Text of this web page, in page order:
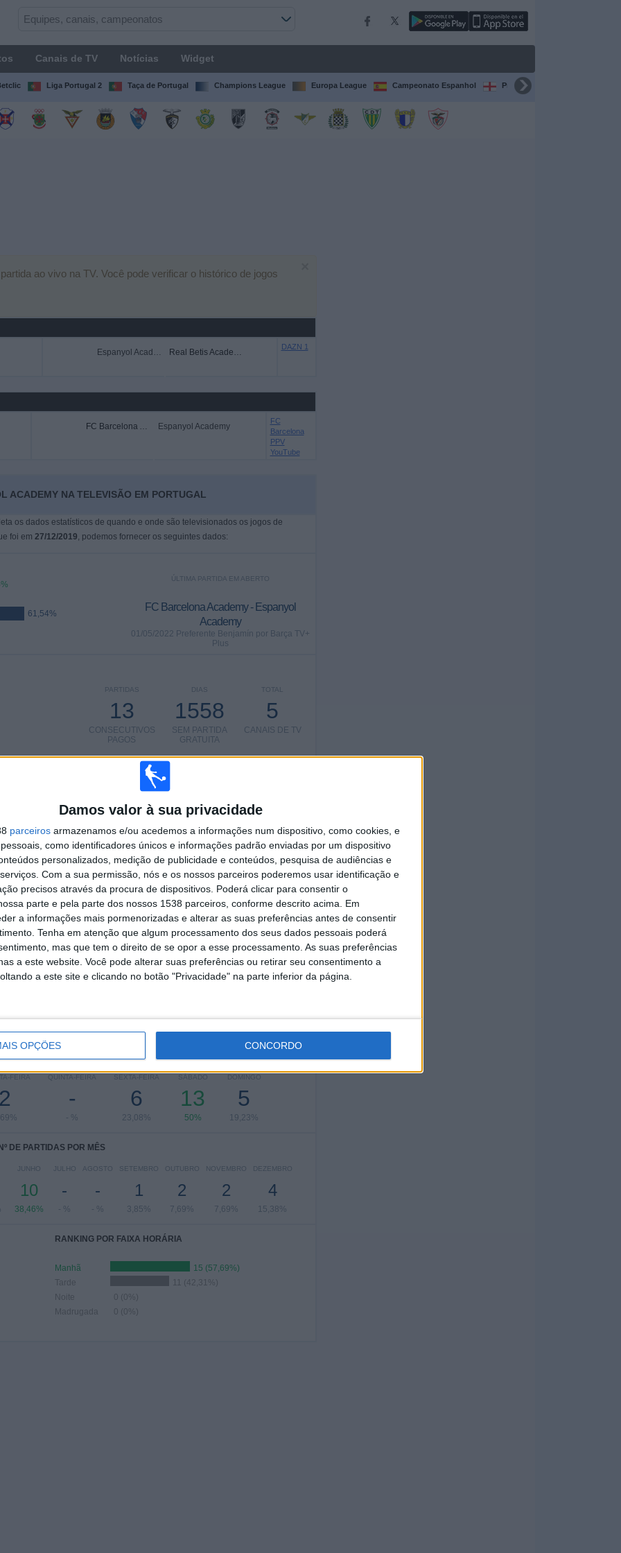
Damos valor à sua privacidade
parceiros armazenamos e/ou acedemos a informações num dispositivo, como cookies, e
como identificadores únicos e informações padrão enviadas por um dispositivo
personalizados, medição de publicidade e conteúdos, pesquisa de audiências e
Com a sua permissão, nós e os nossos parceiros poderemos usar identificação e
precisos através da procura de dispositivos. Poderá clicar para consentir o
parte e pela parte dos nossos 1538 parceiros, conforme descrito acima. Em
a informações mais pormenorizadas e alterar as suas preferências antes de consentir
Tenha em atenção que algum processamento dos seus dados pessoais poderá
mas que tem o direito de se opor a esse processamento. As suas preferências
a este website. Você pode alterar suas preferências ou retirar seu consentimento a
a este site e clicando no botão "Privacidade" na parte inferior da página.
OPÇÕES CONCORDO
Canais de TV Notícias Widget
Liga Portugal 2 Taça de Portugal Champions League Europa League Campeonato Espanhol Premier League
ao vivo na TV. Você pode verificar o histórico de jogos
Espanyol Academy Real Betis Academy
DAZN 1
FC Barcelona Academy Espanyol Academy
FC
Barcelona
PPV
YouTube
ACADEMY NA TELEVISÃO EM PORTUGAL
os dados estatísticos de quando e onde são televisionados os jogos de
foi em 27/12/2019, podemos fornecer os seguintes dados:
61,54%
ÚLTIMA PARTIDA EM ABERTO
FC Barcelona Academy - Espanyol
Academy
01/05/2022 Preferente Benjamín por Barça TV+
Plus
TOTAL
5
CANAIS DE TV
DIAS
1558
SEM PARTIDA
GRATUITA
PARTIDAS
13
CONSECUTIVOS
PAGOS
11
RIVAIS
14
VS FC
Barcelona
Academy
7
COMPETIÇÕES
RANKING POR COMPETIÇÕES
LaLiga Futures
13 (50%)
División Honor Juvenil
4 (15,38%)
División Honor Cadete
3 (11,54%)
Preferente Alevín
2 (7,69%)
Ver ranking completo
FEIRA
2
QUINTA-FEIRA
-
- %
SEXTA-FEIRA
6
23,08%
SÁBADO
13
50%
DOMINGO
5
19,23%
Nº DE PARTIDAS POR MÊS
JUNHO
10
38,46%
JULHO
-
- %
AGOSTO
-
- %
SETEMBRO
1
3,85%
OUTUBRO
2
7,69%
NOVEMBRO
2
7,69%
DEZEMBRO
4
15,38%
RANKING POR FAIXA HORÁRIA
Manhã
15 (57,69%)
Tarde
11 (42,31%)
Noite
0 (0%)
Madrugada
0 (0%)